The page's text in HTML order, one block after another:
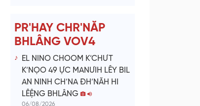
PR'HAY CHR'NĂP
BHLÂNG VOV4
EL NINO CHOOM K’CHƯT
K’NỌO 49 ỰC MANƯIH LÊY BIL
AN NINH CH’NA ĐH’NĂH HI
LÊỆNG BHLÂNG
06/08/2026